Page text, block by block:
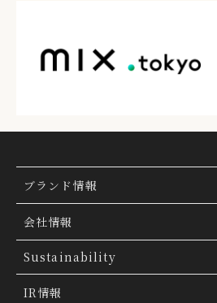
ブランド情報
ブランド検索
ブランドトピックス
「ファッションの力を信じよう」
会社情報
TSI トピックス
会社概要
Sustainability
IR情報